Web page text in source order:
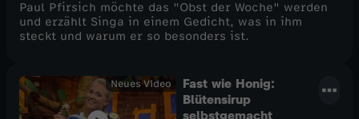
Paul Pfirsich möchte das "Obst der Woche" werden
und erzählt Singa in einem Gedicht, was in ihm
steckt und warum er so besonders ist.
Neues Video
Fast wie Honig:
Blütensirup
selbstgemacht